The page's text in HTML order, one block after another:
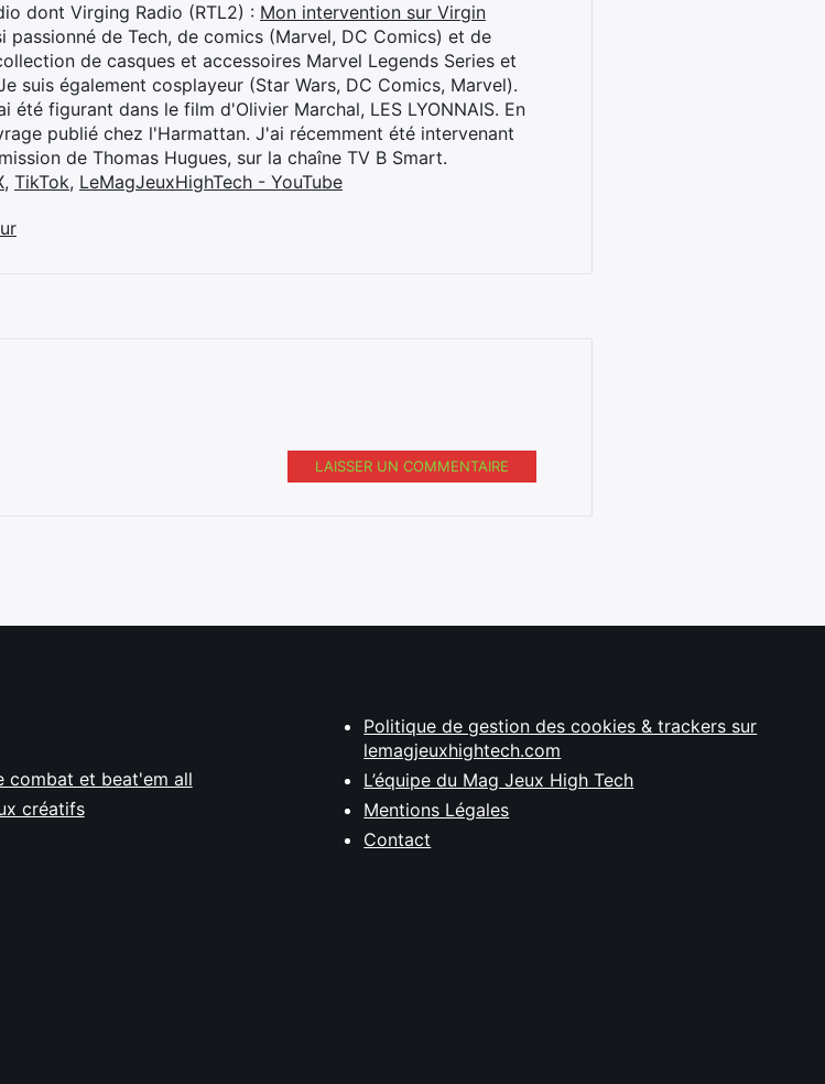
dont Virging Radio (RTL2) : Mon intervention sur Virgin
passionné de Tech, de comics (Marvel, DC Comics) et de
de casques et accessoires Marvel Legends Series et
suis également cosplayeur (Star Wars, DC Comics, Marvel).
été figurant dans le film d'Olivier Marchal, LES LYONNAIS. En
publié chez l'Harmattan. J'ai récemment été intervenant
de Thomas Hugues, sur la chaîne TV B Smart.
, TikTok, LeMagJeuxHighTech - YouTube
LAISSER UN COMMENTAIRE
combat et beat'em all
créatifs
Politique de gestion des cookies & trackers sur
lemagjeuxhightech.com
L’équipe du Mag Jeux High Tech
Mentions Légales
Contact